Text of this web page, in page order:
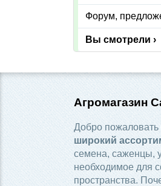
Форум,
Вы смотрели ›
Агромагазин
Добро пожаловать
широкий
семена, саженцы,
необходимое для
пространства.